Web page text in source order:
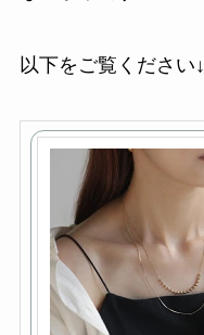
以下をご覧ください↓